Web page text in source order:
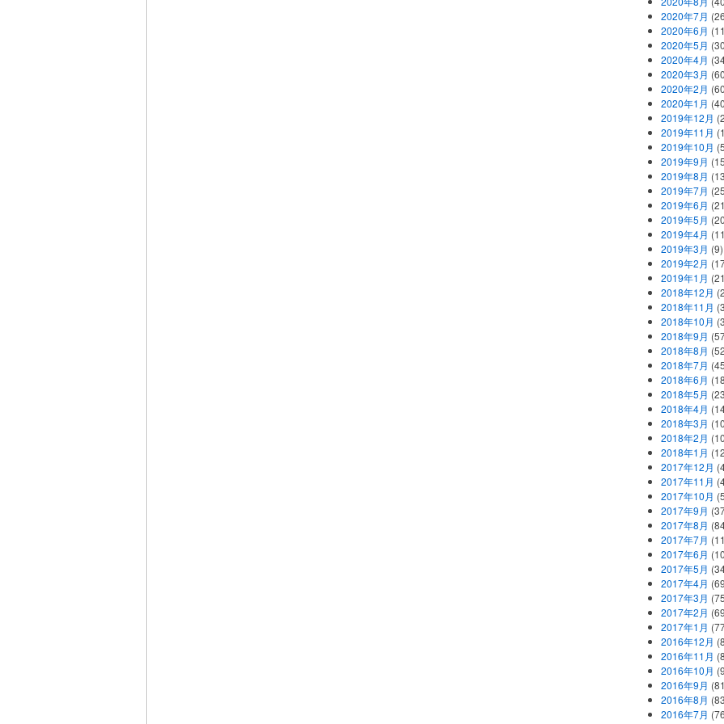
2020年7月
2020年6月
2020年5月
2020年4月
2020年3月
2020年2月
2020年1月
2019年12月
2019年11月
2019年10月
2019年9月
2019年8月
2019年7月
2019年6月
2019年5月
2019年4月
2019年3月 (9)
2019年2月
2019年1月
2018年12月
2018年11月
2018年10月
2018年9月
2018年8月
2018年7月
2018年6月
2018年5月
2018年4月
2018年3月
2018年2月
2018年1月
2017年12月
2017年11月
2017年10月
2017年9月
2017年8月
2017年7月
2017年6月
2017年5月
2017年4月
2017年3月
2017年2月
2017年1月
2016年12月
2016年11月
2016年10月
2016年9月
2016年8月
2016年7月